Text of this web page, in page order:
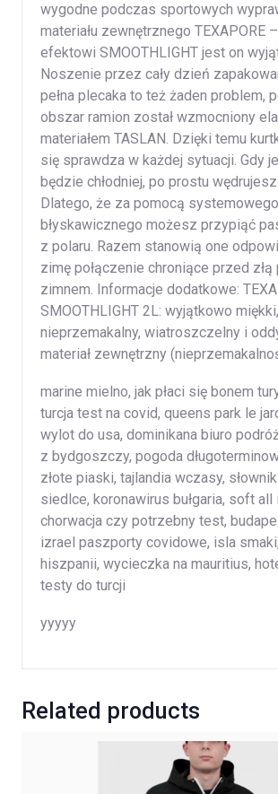
wygodne podczas sportowych
materiału zewnętrznego TEXAPORE
efektowi SMOOTHLIGHT jest on
Noszenie przez cały dzień
pełna plecaka to też żaden problem,
obszar ramion został wzmocniony
materiałem TASLAN. Dzięki temu
się sprawdza w każdej sytuacji. Gdy
będzie chłodniej, po prostu
Dlatego, że za pomocą
błyskawicznego możesz przypiąć
z polaru. Razem stanowią one
zimę połączenie chroniące przed
zimnem. Informacje dodatkowe:
SMOOTHLIGHT 2L: wyjątkowo miękki,
nieprzemakalny, wiatroszczelny i
materiał zewnętrzny
marine mielno, jak płaci się bonem
turcja test na covid, queens park le
wylot do usa, dominikana biuro
z bydgoszczy, pogoda
złote piaski, tajlandia wczasy,
siedlce, koronawirus bułgaria, soft all
chorwacja czy potrzebny test,
izrael paszporty covidowe, isla
hiszpanii, wycieczka na mauritius,
testy do turcji
yyyyy
Related products